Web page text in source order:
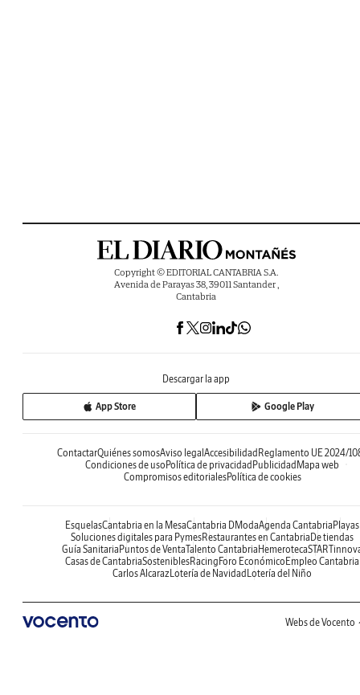
Copyright © EDITORIAL CANTABRIA S.A.
Avenida de Parayas 38, 39011 Santander ,
Cantabria
Descargar la app
App Store Google Play
ContactarQuiénes somosAviso legalAccesibilidadReglamento UE 2024/
Condiciones de usoPolítica de privacidadPublicidadMapa web
Compromisos editorialesPolítica de cookies
EsquelasCantabria en la MesaCantabria DModaAgenda CantabriaPlayas
Soluciones digitales para PymesRestaurantes en CantabriaDe tiendas
Guía SanitariaPuntos de VentaTalento CantabriaHemeroteca
Casas de CantabriaSosteniblesRacingForo EconómicoEmpleo Cantabria
Carlos AlcarazLotería de NavidadLotería del Niño
Webs de Vocento